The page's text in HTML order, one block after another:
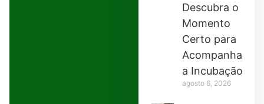
Descubra o
Momento
Certo para
Acompanhar
a Incubação
agosto 6, 2026